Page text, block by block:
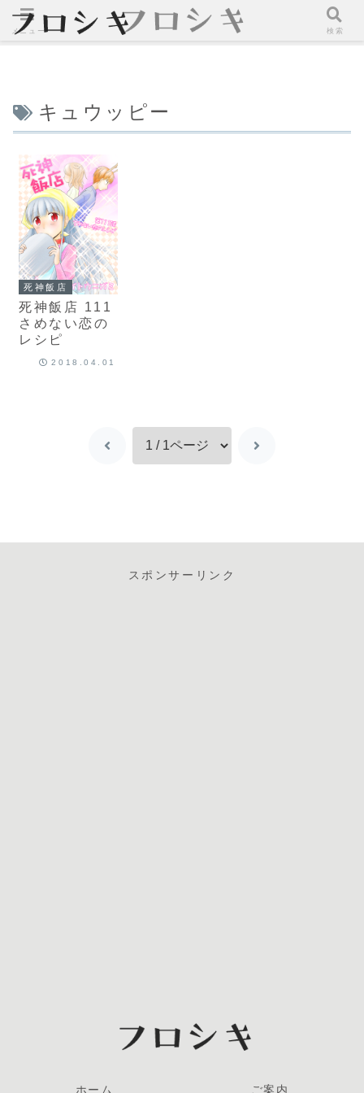
キュウッピー
死神飯店
死神飯店 111
さめない恋の
レシピ
2018.04.01
スポンサーリンク
ホーム ご案内
メニュー 検索